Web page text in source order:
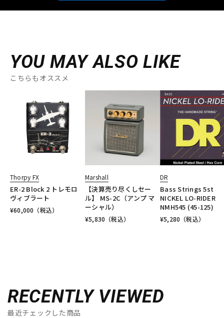
YOU MAY ALSO LIKE
こちらもオススメ
Thorpy FX
ER-2 Block 2 トレモロ
ヴィブラート
¥60,000 （税込）
Marshall
【決算売り尽くしセー
ル】 MS-2C（アンプ マ
ーシャル）
¥5,830 （税込）
DR
Bass Strings 5st
NICKEL LO-RIDER
NMH545 (45-125)
¥5,280 （税込）
RECENTLY VIEWED
最近チェックした商品